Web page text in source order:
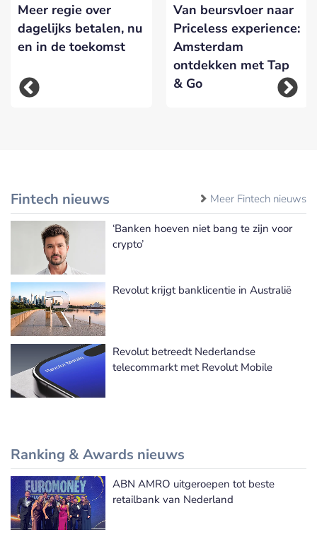
Meer regie over
dagelijks betalen, nu
en in de toekomst
Van beursvloer naar
Priceless experience:
Amsterdam
ontdekken met Tap
& Go
Fintech nieuws Meer Fintech nieuws
‘Banken hoeven niet bang te zijn voor
crypto’
Revolut krijgt banklicentie in Australië
Revolut betreedt Nederlandse
telecommarkt met Revolut Mobile
Ranking & Awards nieuws
Meer Ranking & Awards nieuws
ABN AMRO uitgeroepen tot beste
retailbank van Nederland